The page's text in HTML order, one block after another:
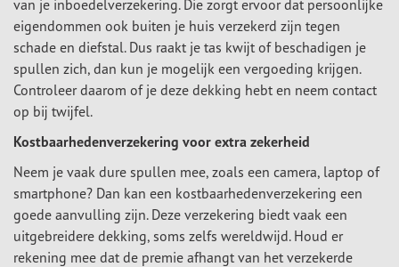
van je inboedelverzekering. Die zorgt ervoor dat persoonlijke
eigendommen ook buiten je huis verzekerd zijn tegen
schade en diefstal. Dus raakt je tas kwijt of beschadigen je
spullen zich, dan kun je mogelijk een vergoeding krijgen.
Controleer daarom of je deze dekking hebt en neem contact
op bij twijfel.
Kostbaarhedenverzekering voor extra zekerheid
Neem je vaak dure spullen mee, zoals een camera, laptop of
smartphone? Dan kan een kostbaarhedenverzekering een
goede aanvulling zijn. Deze verzekering biedt vaak een
uitgebreidere dekking, soms zelfs wereldwijd. Houd er
rekening mee dat de premie afhangt van het verzekerde